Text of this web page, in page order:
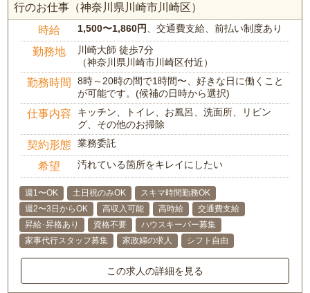
行のお仕事（神奈川県川崎市川崎区）
時給 1,500〜1,860円 、交通費支給、前払い制度あり
勤務地
川崎大師 徒歩7分
（神奈川県川崎市川崎区付近）
勤務時間
8時～20時の間で1時間〜、好きな日に働くこと
が可能です。(候補の日時から選択)
仕事内容
キッチン、トイレ、お風呂、洗面所、リビン
グ、その他のお掃除
契約形態 業務委託
希望 汚れている箇所をキレイにしたい
週1〜OK 土日祝のみOK
スキマ時間勤務OK
週2〜3日からOK
高収入可能 高時給
交通費支給
昇給･昇格あり
資格不要
ハウスキーパー募集
家事代行スタッフ募集
家政婦の求人 シフト自由
この求人の詳細を見る